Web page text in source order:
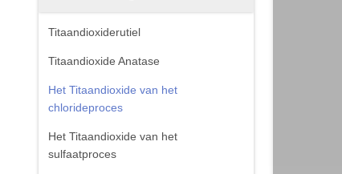
Titaandioxiderutiel
Titaandioxide Anatase
Het Titaandioxide van het
chlorideproces
Het Titaandioxide van het
sulfaatproces